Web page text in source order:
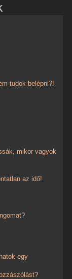
tudok belépni?!
mikor vagyok
az idő!
egy